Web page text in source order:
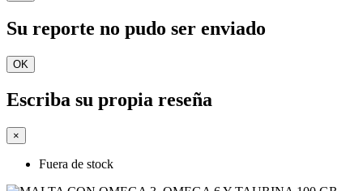
Su reporte no pudo ser enviado
OK
Escriba su propia reseña
×
Fuera de stock